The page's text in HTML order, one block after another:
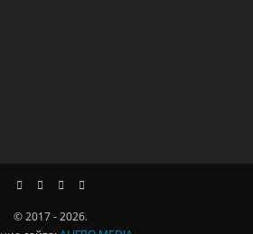
© 2017 - 2026.